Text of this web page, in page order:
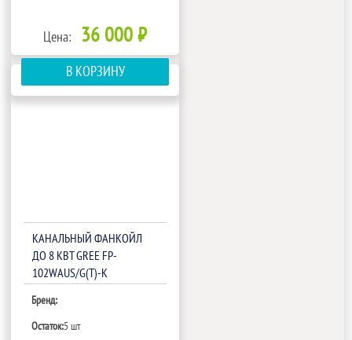
Цена: 36 000 ₽
В КОРЗИНУ
КАНАЛЬНЫЙ ФАНКОЙЛ
ДО 8 КВТ GREE FP-
102WAUS/G(T)-K
Бренд:
Остаток:5 шт